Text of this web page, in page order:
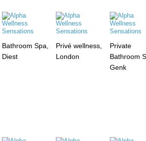
Bathroom Spa,
Diest
Privé wellness,
London
Private
Bathroom
Genk